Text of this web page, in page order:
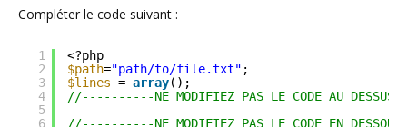
Compléter le code suivant :
1
2
3
4
5
6
<?php
$path="path/to/file.txt" ;
$lines = array();
//----------NE MODIFIEZ PAS LE CODE AU
//----------NE MODIFIEZ PAS LE CODE EN